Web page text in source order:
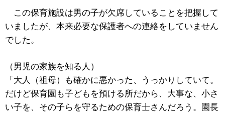
この保育施設は男の子が欠席していることを把握して
いましたが、本来必要な保護者への連絡をしていません
でした。
（男児の家族を知る人）
「大人（祖母）も確かに悪かった、うっかりしていて。
だけど保育園も子どもを預ける所だから、大事な、小さ
い子を、その子らを守るための保育士さんだろう。園長